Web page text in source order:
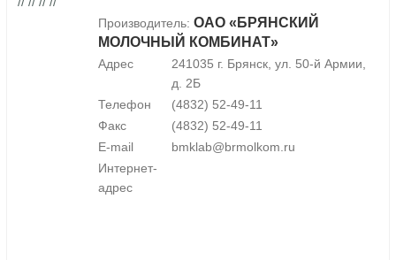
Производитель: ОАО «БРЯНСКИЙ
МОЛОЧНЫЙ КОМБИНАТ»
Адрес
241035 г. Брянск, ул. 50-й Армии,
д. 2Б
Телефон
(4832) 52-49-11
Факс
(4832) 52-49-11
E-mail
bmklab@brmolkom.ru
Интернет-
адрес